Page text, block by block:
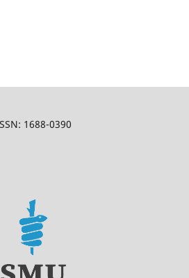
1688-0390